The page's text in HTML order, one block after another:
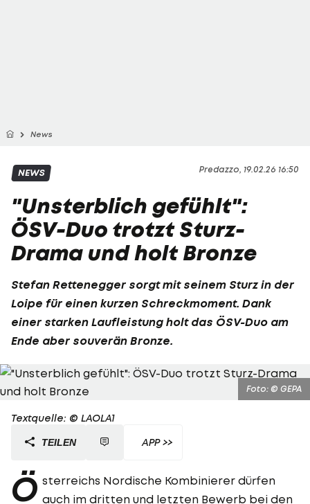
News
Predazzo, 19.02.26 16:50
NEWS
"Unsterblich gefühlt":
ÖSV-Duo trotzt Sturz-
Drama und holt Bronze
Stefan Rettenegger sorgt mit seinem Sturz in der
Loipe für einen kurzen Schreckmoment. Dank
einer starken Laufleistung holt das ÖSV-Duo am
Ende aber souverän Bronze.
Foto: © GEPA
Textquelle: © LAOLA1
TEILEN APP >>
Ö sterreichs Nordische Kombinierer dürfen
auch im dritten und letzten Bewerb bei den